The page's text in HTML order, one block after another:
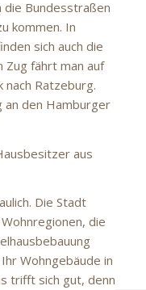
Bundesstraßen
kommen. In
sich auch die
Zug fährt man auf
nach Ratzeburg.
den Hamburger
aus
Die Stadt
die
Wohngebäude in
trifft sich gut, denn